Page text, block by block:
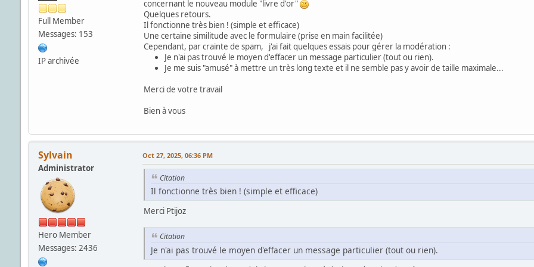
Full Member
Messages: 153
IP archivée
concernant le nouveau module "livre d'or"
Quelques retours.
Il fonctionne très bien ! (simple et efficace)
Une certaine similitude avec le formulaire (prise en main facilitée)
Cependant, par crainte de spam, j'ai fait quelques essais pour gérer la modération :
Je n'ai pas trouvé le moyen d'effacer un message particulier (tout ou rien).
Je me suis "amusé" à mettre un très long texte et il ne semble pas y avoir de taille maximale...
Merci de votre travail
Bien à vous
Sylvain
Administrator
Hero Member
Messages: 2436
Oct 27, 2025, 06:36 PM
Citation
Il fonctionne très bien ! (simple et efficace)
Merci Ptijoz
Citation
Je n'ai pas trouvé le moyen d'effacer un message particulier (tout ou rien).